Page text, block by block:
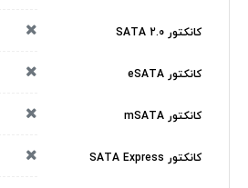
کانکتور SATA 2.0
کانکتور eSATA
کانکتور mSATA
کانکتور SATA Express